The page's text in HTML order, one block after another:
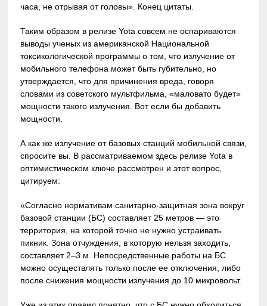
часа, не отрывая от головы». Конец цитаты.
Таким образом в релизе Yota совсем не оспариваются
выводы ученых из американской Национальной
токсикологической программы о том, что излучение от
мобильного телефона может быть губительно, но
утверждается, что для причинения вреда, говоря
словами из советского мультфильма, «маловато будет»
мощности такого излучения. Вот если бы добавить
мощности.
А как же излучение от базовых станций мобильной связи,
спросите вы. В рассматриваемом здесь релизе Yota в
оптимистическом ключе рассмотрен и этот вопрос,
цитируем:
«Согласно нормативам санитарно-защитная зона вокруг
базовой станции (БС) составляет 25 метров — это
территория, на которой точно не нужно устраивать
пикник. Зона отчуждения, в которую нельзя заходить,
составляет 2–3 м. Непосредственные работы на БС
можно осуществлять только после ее отключения, либо
после снижения мощности излучения до 10 микровольт.